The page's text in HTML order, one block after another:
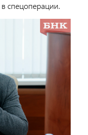
спецоперации.